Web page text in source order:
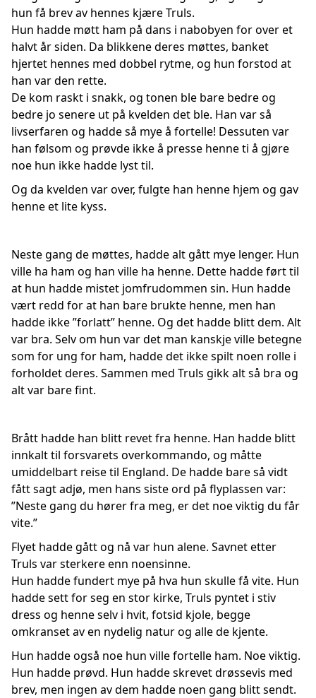
hun få brev av hennes kjære Truls.
Hun hadde møtt ham på dans i nabobyen for over et
halvt år siden. Da blikkene deres møttes, banket
hjertet hennes med dobbel rytme, og hun forstod at
han var den rette.
De kom raskt i snakk, og tonen ble bare bedre og
bedre jo senere ut på kvelden det ble. Han var så
livserfaren og hadde så mye å fortelle! Dessuten var
han følsom og prøvde ikke å presse henne ti å gjøre
noe hun ikke hadde lyst til.
Og da kvelden var over, fulgte han henne hjem og gav
henne et lite kyss.
Neste gang de møttes, hadde alt gått mye lenger. Hun
ville ha ham og han ville ha henne. Dette hadde ført til
at hun hadde mistet jomfrudommen sin. Hun hadde
vært redd for at han bare brukte henne, men han
hadde ikke ”forlatt” henne. Og det hadde blitt dem. Alt
var bra. Selv om hun var det man kanskje ville betegne
som for ung for ham, hadde det ikke spilt noen rolle i
forholdet deres. Sammen med Truls gikk alt så bra og
alt var bare fint.
Brått hadde han blitt revet fra henne. Han hadde blitt
innkalt til forsvarets overkommando, og måtte
umiddelbart reise til England. De hadde bare så vidt
fått sagt adjø, men hans siste ord på flyplassen var:
”Neste gang du hører fra meg, er det noe viktig du får
vite.”
Flyet hadde gått og nå var hun alene. Savnet etter
Truls var sterkere enn noensinne.
Hun hadde fundert mye på hva hun skulle få vite. Hun
hadde sett for seg en stor kirke, Truls pyntet i stiv
dress og henne selv i hvit, fotsid kjole, begge
omkranset av en nydelig natur og alle de kjente.
Hun hadde også noe hun ville fortelle ham. Noe viktig.
Hun hadde prøvd. Hun hadde skrevet drøssevis med
brev, men ingen av dem hadde noen gang blitt sendt.